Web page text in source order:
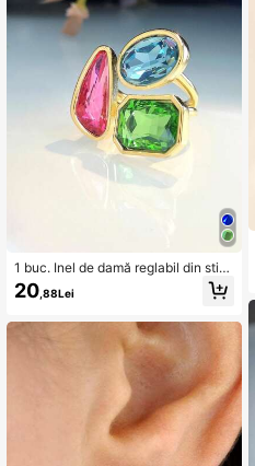
1 buc. Inel de damă reglabil din sticl
ă de cristal albastru vintage
20 ,88Lei